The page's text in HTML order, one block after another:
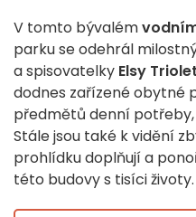
V tomto bývalém
parku se odehrál
a spisovatelky Elsy Triolet
dodnes zařízené obytné
předmětů denní
Stále jsou také k vidění
prohlídku doplňují a
této budovy s tisíci životy.